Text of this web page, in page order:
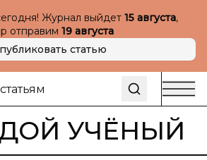
Журнал выйдет 15 августа,
отправим 19 августа
статью
УЧЁНЫЙ